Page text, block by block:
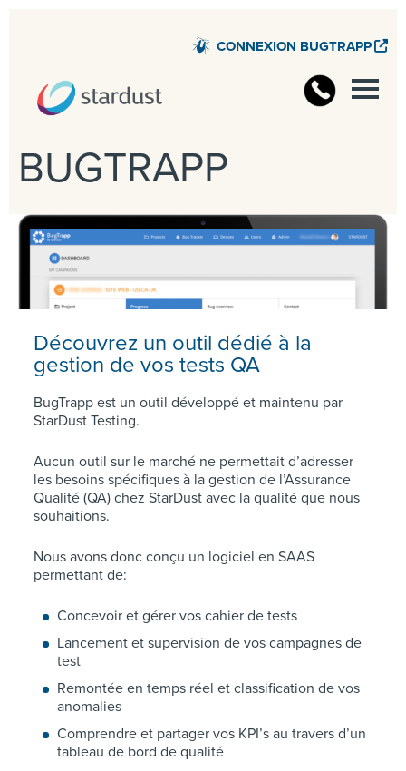
CONNEXION BUGTRAPP
BUGTRAPP
Découvrez un outil dédié à la
gestion de vos tests QA
BugTrapp est un outil développé et maintenu par
StarDust Testing.
Aucun outil sur le marché ne permettait d’adresser
les besoins spécifiques à la gestion de l’Assurance
Qualité (QA) chez StarDust avec la qualité que nous
souhaitions.
Nous avons donc conçu un logiciel en SAAS
permettant de:
Concevoir et gérer vos cahier de tests
Lancement et supervision de vos campagnes de
test
Remontée en temps réel et classification de vos
anomalies
Comprendre et partager vos KPI’s au travers d’un
tableau de bord de qualité